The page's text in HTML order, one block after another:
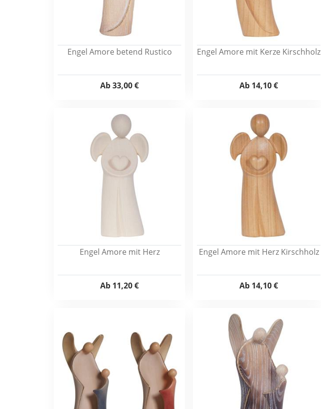
Engel Amore betend Rustico
Ab33,00 €
Engel Amore mit Kerze Kirschholz
Ab 14,10 €
Engel Amore mit Herz
Ab 11,20 €
Engel Amore mit Herz Kirschholz
Ab 14,10 €